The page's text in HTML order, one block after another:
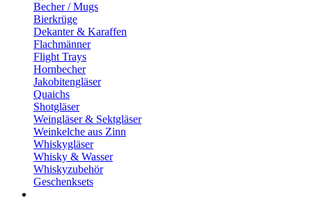
Becher / Mugs
Bierkrüge
Dekanter & Karaffen
Flachmänner
Flight Trays
Hornbecher
Jakobitengläser
Quaichs
Shotgläser
Weingläser & Sektgläser
Weinkelche aus Zinn
Whiskygläser
Whisky & Wasser
Whiskyzubehör
Geschenksets